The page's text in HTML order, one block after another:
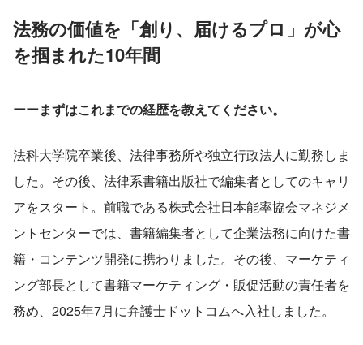
法務の価値を「創り、届けるプロ」が心
を掴まれた10年間
ーーまずはこれまでの経歴を教えてください。
法科大学院卒業後、法律事務所や独立行政法人に勤務しま
した。その後、法律系書籍出版社で編集者としてのキャリ
アをスタート。前職である株式会社日本能率協会マネジメ
ントセンターでは、書籍編集者として企業法務に向けた書
籍・コンテンツ開発に携わりました。その後、マーケティ
ング部長として書籍マーケティング・販促活動の責任者を
務め、2025年7月に弁護士ドットコムへ入社しました。